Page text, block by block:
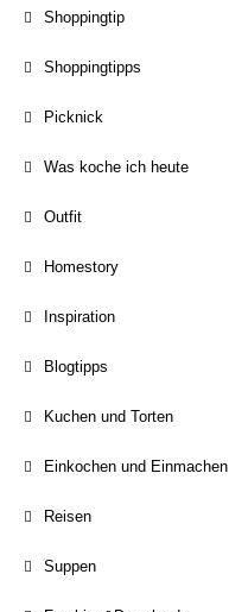
Shoppingtip
Shoppingtipps
Picknick
Was koche ich heute
Outfit
Homestory
Inspiration
Blogtipps
Kuchen und Torten
Einkochen und Einmachen
Reisen
Suppen